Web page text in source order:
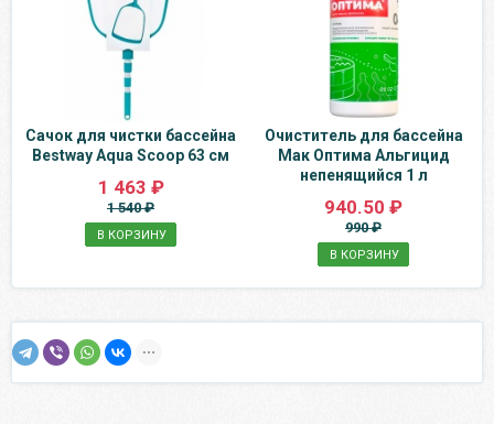
Сачок для чистки бассейна
Bestway Aqua Scoop 63 см
1 463 ₽
1 540 ₽
В КОРЗИНУ
Очиститель для бассейна
Мак Оптима Альгицид
непенящийся 1 л
940.50 ₽
990 ₽
В КОРЗИНУ